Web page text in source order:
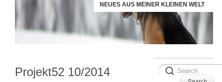
NEUES AUS MEINER KLEINEN WELT
Projekt52 10/2014